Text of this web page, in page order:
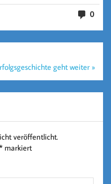
0
geht weiter »
veröffentlicht.
markiert